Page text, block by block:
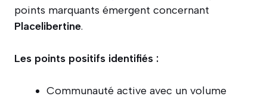
points marquants émergent concernant
Placelibertine.
Les points positifs identifiés :
Communauté active avec un volume